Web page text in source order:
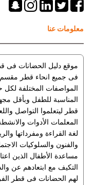
معلومات عنا
موقع دليل الحضانات فى
فى جميع انحاء قطر
المواصفات المختلفة لكل
المناسبة للطفل وبأقل
قطر ليتعلموا التواصل
المعلمات الأدوات
لغة القراءة ومفرداتها
والفنون والسلوكيات
مساعدة الأطفال الذين
التكيف مع ابتعادهم عن
لهم الحضانات فى قطر